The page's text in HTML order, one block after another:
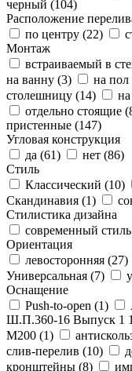
черный (104)
Расположение
по центру (22)
Монтаж
встраиваемый в
на ванну (3) на пол
столешницу (14)
отдельно стоящие (
пристенные (147)
Угловая конструкция
да (61) нет (86)
Стиль
Классический (10)
Скандинавия (1)
Стилистика дизайна
современный
Ориентация
левосторонняя (27)
Универсальная (7)
Оснащение
Push-to-open (1)
Ш.П.360-16 Выпуск 1
М200 (1)
слив-перелив (10)
кронштейны (8)